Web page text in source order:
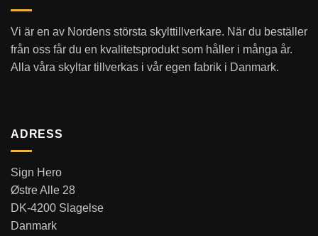
Vi är en av Nordens största skylttillverkare. När du beställer
från oss får du en kvalitetsprodukt som håller i många år.
Alla våra skyltar tillverkas i vår egen fabrik i Danmark.
ADRESS
Sign Hero
Østre Alle 28
DK-4200 Slagelse
Danmark